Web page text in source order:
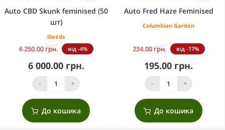
Auto CBD Skunk feminised (50
шт)
iSeeds
6 250.00 грн. від -4%
6 000.00 грн.
- +
До кошика
Auto Fred Haze Feminised
Columbian Garden
234.00 грн. від -17%
195.00 грн.
- +
До кошика